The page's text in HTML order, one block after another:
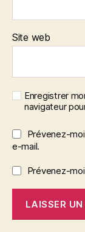
Site web
Enregistrer
navigateur
Prévenez-
e-mail.
Prévenez-